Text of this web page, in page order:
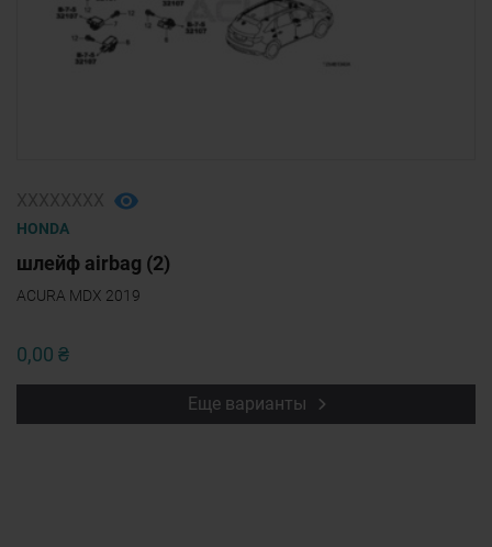
HONDA
шлейф airbag (2)
ACURA MDX 2019
0,00 ₴
Еще варианты